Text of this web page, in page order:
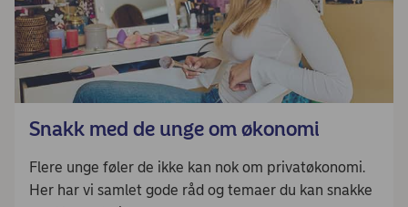
Snakk med de unge om økonomi
Flere unge føler de ikke kan nok om privatøkonomi.
Her har vi samlet gode råd og temaer du kan snakke